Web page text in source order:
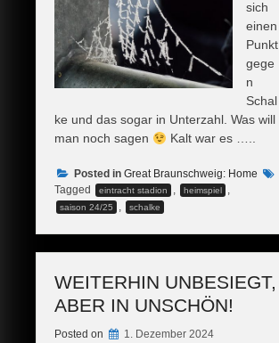
sich
einen
Punkt
gege
n
Schal
ke und das sogar in Unterzahl. Was will
man noch sagen
Kalt war es …..
Posted in Great Braunschweig: Home
Tagged
eintracht stadion , heimspiel ,
saison 24/25 , schalke
WEITERHIN UNBESIEGT,
ABER IN UNSCHÖN!
Posted on 1. Dezember 2024